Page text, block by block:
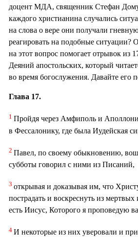
доцент МДА, священник Стефан
каждого христианина случались
на слова о вере они получали
реагировать на подобные ситуации?
на этот вопрос помогает отрывок из
Деяний апостольских, который
во время богослужения. Давайте его
Глава 17.
1 Пройдя через Амфиполь и
в Фессалонику, где была Иудейская
2 Павел, по своему обыкновению,
субботы говорил с ними из Писаний,
3 открывая и доказывая им, что
пострадать и воскреснуть из
есть Иисус, Которого я проповедую
4 И некоторые из них уверовали и